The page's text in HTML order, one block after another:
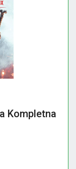
Kompletna